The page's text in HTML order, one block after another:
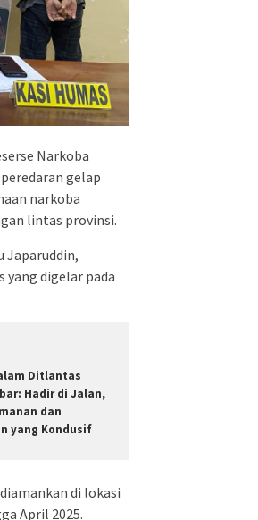
Narkoba
gelap
narkoba
lintas provinsi.
Japaruddin,
yang digelar pada
Ditlantas
Hadir di Jalan,
dan
yang Kondusif
di lokasi
April 2025.